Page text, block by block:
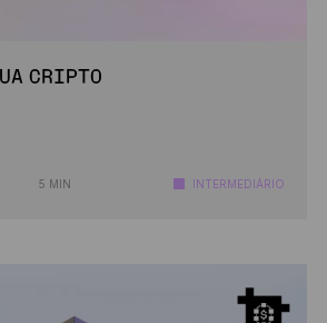
CRIPTO
5 MIN INTERMEDIÁRIO